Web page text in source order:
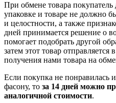
При обмене товара покупатель
упаковке и товаре не должно
и целостности, а также
дней принимается решение о
помогает подобрать другой
затем этот товар отправляется
получения нами товара на
Если покупка не понравилась
фасону, то за 14 дней можно
аналогичной стоимости.